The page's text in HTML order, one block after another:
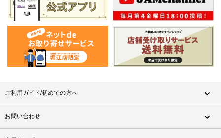
ご利用ガイド/初めての方へ
お問い合わせ